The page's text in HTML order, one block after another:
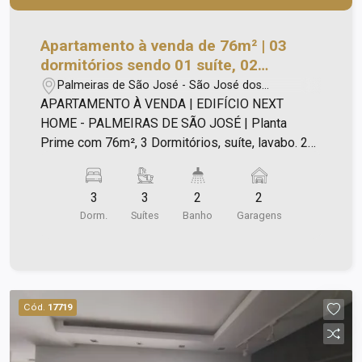
Apartamento à venda de 76m² | 03
dormitórios sendo 01 suíte, 02
banheiros e 02 vagas de garagem |
Edifício Next Home - Palmeiras de São
José | São José dos Campos |
Palmeiras de São José - São José dos
Campos/SP
APARTAMENTO À VENDA | EDIFÍCIO NEXT
HOME - PALMEIRAS DE SÃO JOSÉ | Planta
Prime com 76m², 3 Dormitórios, suíte, lavabo. 2
privilegiada. Apto com alguns opcionais de
personalização. Lazer de um Resort exclusivo
para você e sua família: - Acqua Park; - Piscina
- Smart play playground; - Coworking; - Box
delivery; - Uber space; - Fraldário; - Bosque
encantado; - Pet Space; - Cat Space; - Pet Care; -
Fitness; - Fitness externo; - Fitness terceira
3
Dorm.
3
Suítes
2
Banho
2
Garagens
Cód. 17719